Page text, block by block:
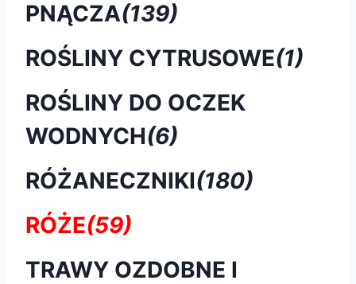
PNĄCZA(139)
ROŚLINY CYTRUSOWE(1)
ROŚLINY DO OCZEK
WODNYCH(6)
RÓŻANECZNIKI(180)
RÓŻE(59)
TRAWY OZDOBNE I